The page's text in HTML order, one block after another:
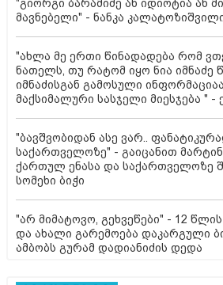
"გიორგი ბარამიძე ან იდიოტია ან
მავნებელი" - ნანკა
"ახლა მე ერთი წინადადება რომ
ნათელს, თუ რატომ იყო ნია იმნაძე
იმნაძისგან გამოსული ინფორმაციაა
მაქსიმალური სასჯელი მიესჯება " -
"ბავშვობიდან ასე ვარ..
საქართველოზე" - გაიცანით მარტინ
ქართულ ენასა და საქართველოზე
სომეხი ბიჭი
"არ მიმატოვო, გეხვეწები" - 12
და ახალი გარემოება დაკარგული
ამბობს გურამ დადიანიძის დედა